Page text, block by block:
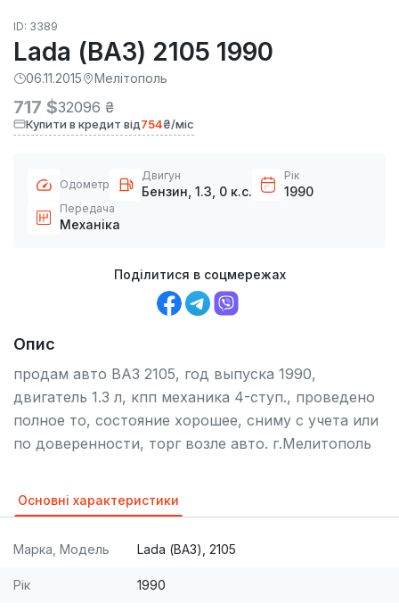
ID: 3389
Lada (ВАЗ) 2105 1990
06.11.2015 Мелітополь
717 $32096 ₴
Купити в кредит від754₴/міс
Одометр
Двигун
Бензин, 1.3, 0 к.с.
Рік
1990
Передача
Механіка
Поділитися в соцмережах
Опис
продам авто ВАЗ 2105, год выпуска 1990,
двигатель 1.3 л, кпп механика 4-ступ., проведено
полное то, состояние хорошее, сниму с учета или
по доверенности, торг возле авто. г.Мелитополь
Основні характеристики
Марка, Модель Lada (ВАЗ), 2105
Рік 1990